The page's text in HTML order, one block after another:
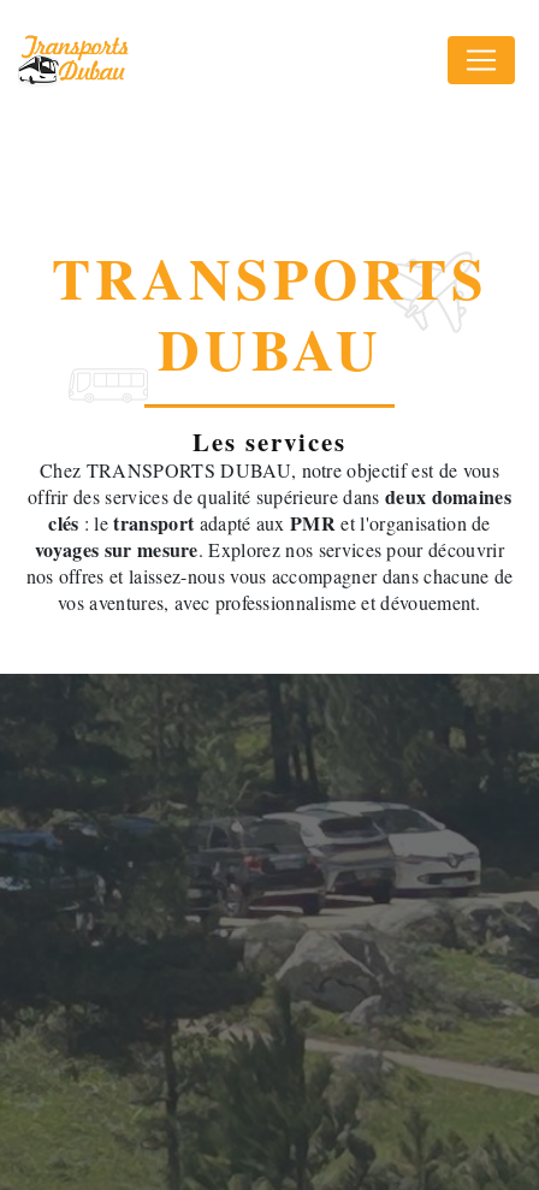
TRANSPORTS
DUBAU
Les services
Chez TRANSPORTS DUBAU, notre objectif est de vous
offrir des services de qualité supérieure dans deux domaines
clés : letransportadapté auxPMRet l'organisation de
voyages sur mesure. Explorez nos services pour découvrir
nos offres et laissez-nous vous accompagner dans chacune de
vos aventures, avec professionnalisme et dévouement.